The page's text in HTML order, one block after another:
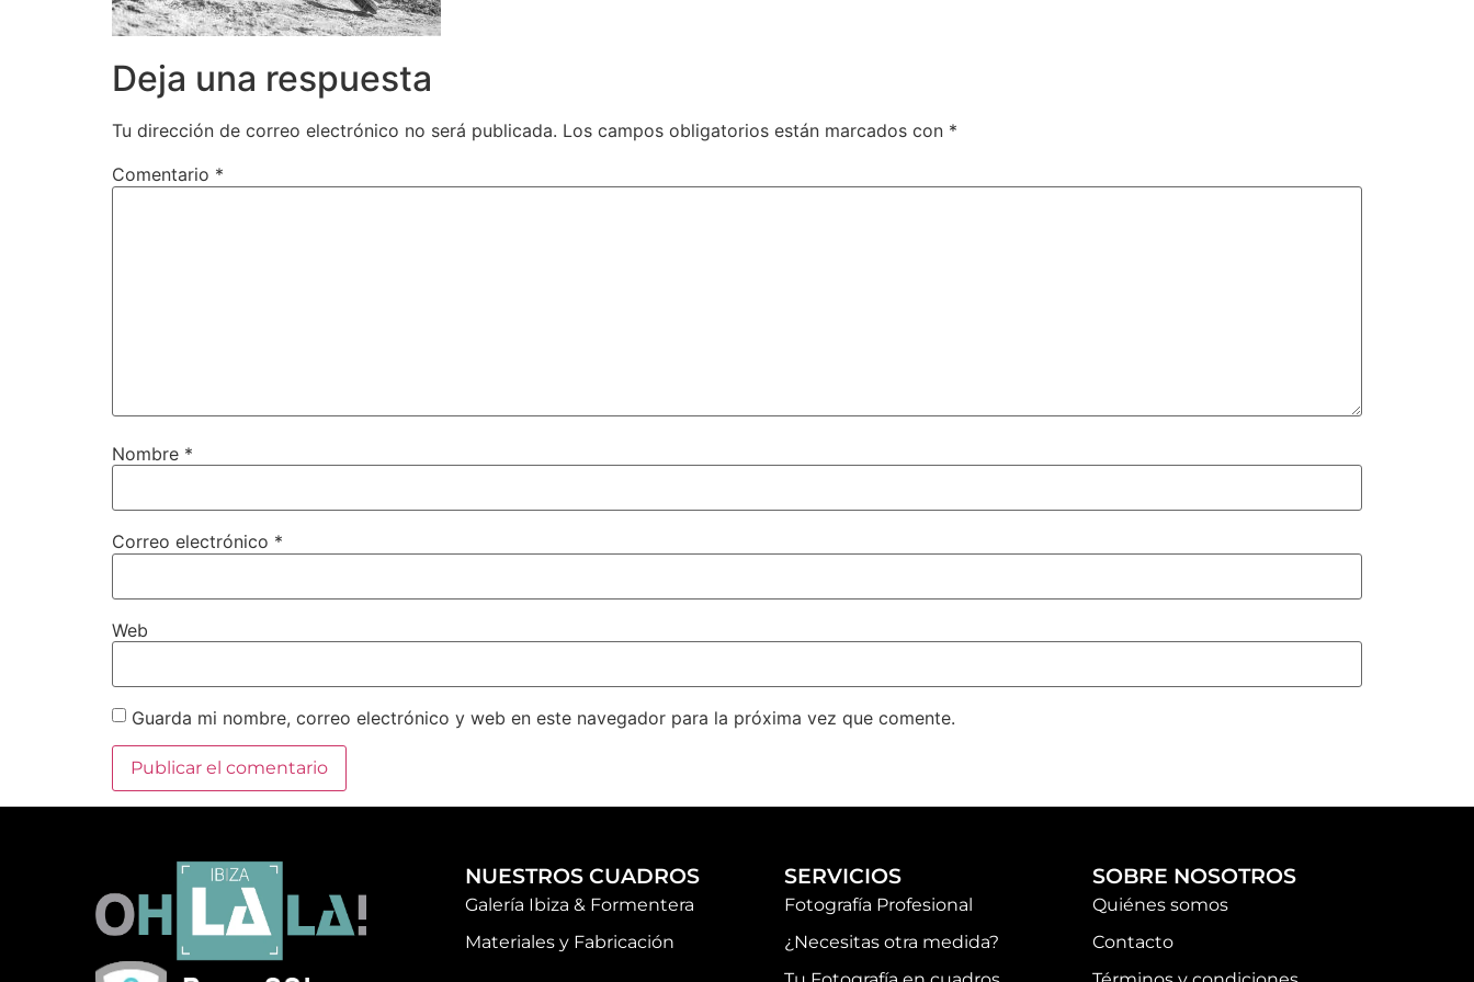
Deja una respuesta
Tu dirección de correo electrónico no será publicada. Los campos obligatorios están marcados con *
Comentario *
Nombre *
Correo electrónico *
Web
Guarda mi nombre, correo electrónico y web en este navegador para la próxima vez que comente.
NUESTROS CUADROS
Galería Ibiza & Formentera
Materiales y Fabricación
SERVICIOS
Fotografía Profesional
¿Necesitas otra medida?
SOBRE NOSOTROS
Quiénes somos
Contacto